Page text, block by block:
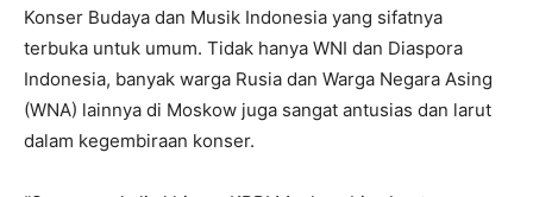
Konser Budaya dan Musik Indonesia yang sifatnya
terbuka untuk umum. Tidak hanya WNI dan Diaspora
Indonesia, banyak warga Rusia dan Warga Negara Asing
(WNA) lainnya di Moskow juga sangat antusias dan larut
dalam kegembiraan konser.